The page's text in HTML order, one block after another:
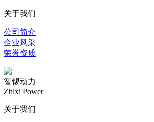
关于我们
公司简介
企业风采
荣誉资质
智锡动力
Zhixi Power
关于我们